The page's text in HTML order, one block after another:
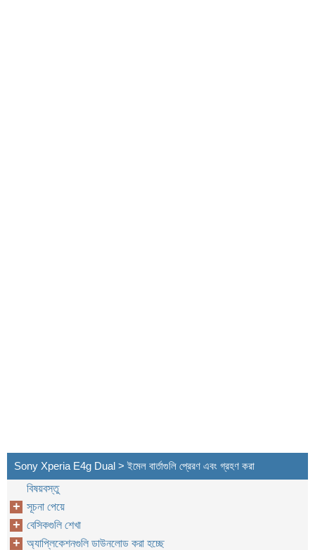
Sony Xperia E4g Dual > ইমেল বার্তাগুলি প্রেরণ এবং গ্রহণ করা
বিষয়বস্তু
সূচনা পেয়ে
বেসিকগুলি শেখা
অ্যাপ্লিকেশনগুলি ডাউনলোড করা হচ্ছে